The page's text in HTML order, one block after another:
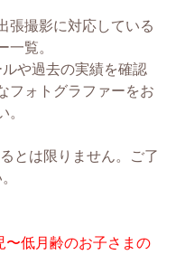
張撮影に対応している
覧。
や過去の実績を確認
フォトグラファーをお
とは限りません。ご了
低月齢のお子さまの